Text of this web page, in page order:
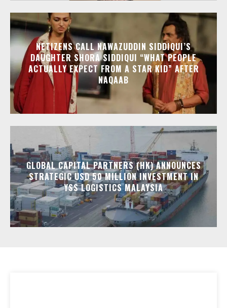
NETIZENS CALL NAWAZUDDIN SIDDIQUI’S
DAUGHTER SHORA SIDDIQUI “WHAT PEOPLE
ACTUALLY EXPECT FROM A STAR KID” AFTER
NAQAAB
GLOBAL CAPITAL PARTNERS (HK) ANNOUNCES
STRATEGIC USD 50 MILLION INVESTMENT IN
YSS LOGISTICS MALAYSIA